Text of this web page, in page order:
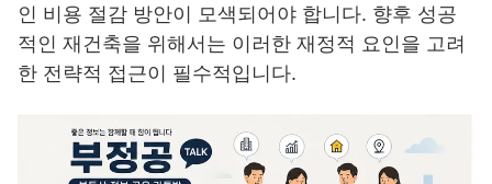
인 비용 절감 방안이 모색되어야 합니다. 향후 성공
적인 재건축을 위해서는 이러한 재정적 요인을 고려
한 전략적 접근이 필수적입니다.